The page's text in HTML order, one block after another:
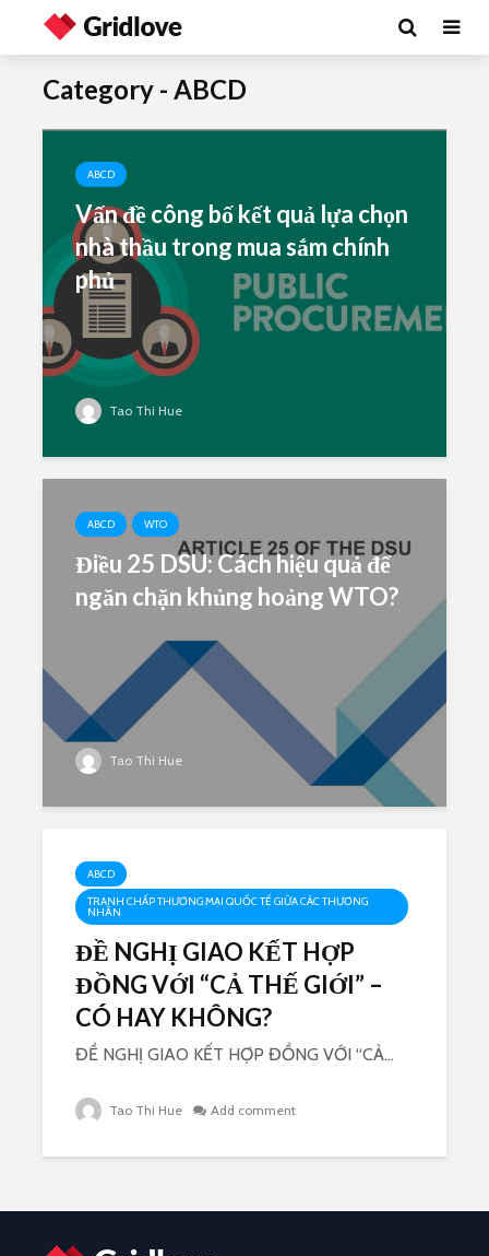
Category - ABCD
ABCD
Vấn đề công bố kết quả lựa chọn
nhà thầu trong mua sắm chính
phủ
Tao Thi Hue
ABCD WTO
Điều 25 DSU: Cách hiệu quả để
ngăn chặn khủng hoảng WTO?
Tao Thi Hue
ABCD
TRANH CHẤP THƯƠNG MẠI QUỐC TẾ GIỮA CÁC THƯƠNG
NHÂN
ĐỀ NGHỊ GIAO KẾT HỢP
ĐỒNG VỚI “CẢ THẾ GIỚI” –
CÓ HAY KHÔNG?
ĐỀ NGHỊ GIAO KẾT HỢP ĐỒNG VỚI “CẢ...
Tao Thi Hue Add comment